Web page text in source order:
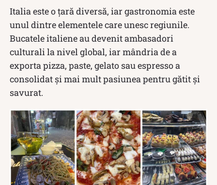
Italia este o țară diversă, iar gastronomia este
unul dintre elementele care unesc regiunile.
Bucatele italiene au devenit ambasadori
culturali la nivel global, iar mândria de a
exporta pizza, paste, gelato sau espresso a
consolidat și mai mult pasiunea pentru gătit și
savurat.